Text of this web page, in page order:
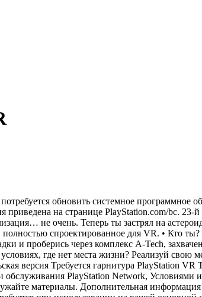
обновить системное программное
приведена на странице PlayStation.com/bc.
не очень. Теперь ты застрял на
спроектированное для VR. • Кто
и проберись через комплекс A-Tech,
где нет места жизни? Реализуй
версия Требуется гарнитура PlayStation
обслуживания PlayStation Network,
материалы. Дополнительная